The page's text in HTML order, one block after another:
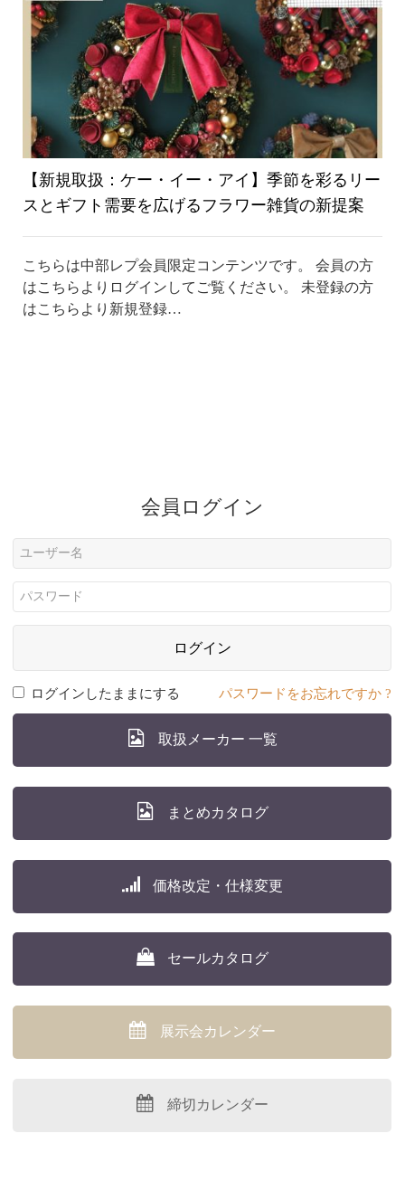
え
【新規取扱：ケー・イー・アイ】季節を彩るリー
スとギフト需要を広げるフラワー雑貨の新提案
こちらは中部レプ会員限定コンテンツです。 会員の方
はこちらよりログインしてご覧ください。 未登録の方
はこちらより新規登録…
会員ログイン
ログイン
ログインしたままにする パスワードをお忘れですか ?
取扱メーカー 一覧
まとめカタログ
価格改定・仕様変更
セールカタログ
展示会カレンダー
締切カレンダー